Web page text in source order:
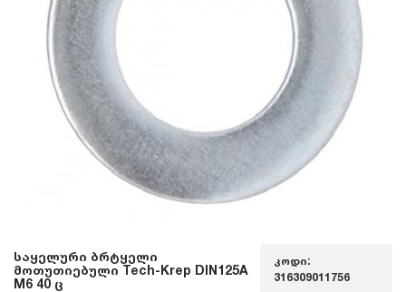
საყელური ბრტყელი
მოთუთიებული Tech-Krep DIN125A
M6 40 ც
კოდი:
316309011756